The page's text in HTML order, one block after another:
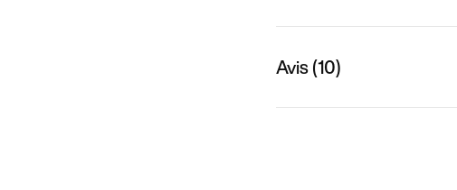
Avis (10)